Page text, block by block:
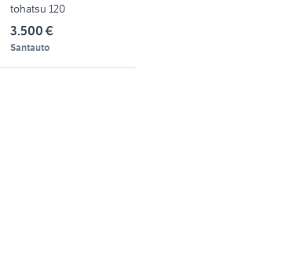
tohatsu 120
3.500 €
Santauto